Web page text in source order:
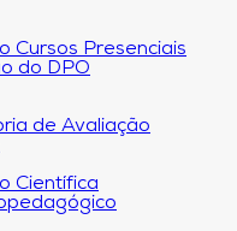
Cursos Presenciais
do DPO
de Avaliação
Científica